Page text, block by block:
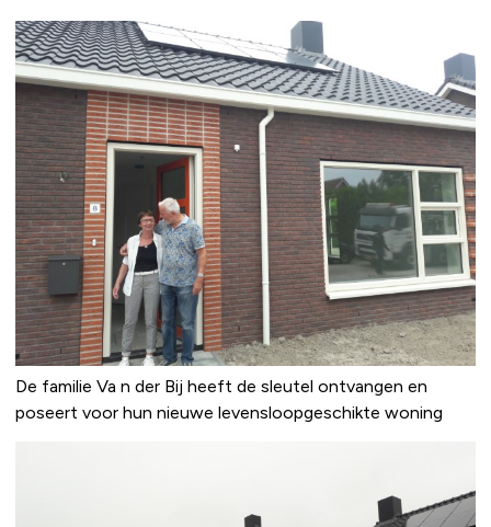
De familie Va n der Bij heeft de sleutel ontvangen en
poseert voor hun nieuwe levensloopgeschikte woning